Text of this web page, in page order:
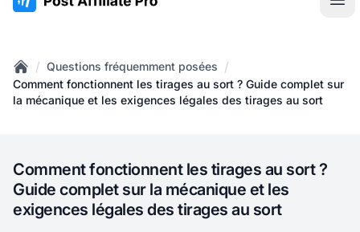
Home
/ Questions fréquemment posées /
Comment fonctionnent les tirages au sort ? Guide complet sur
la mécanique et les exigences légales des tirages au sort
Comment fonctionnent les tirages au sort ?
Guide complet sur la mécanique et les
exigences légales des tirages au sort